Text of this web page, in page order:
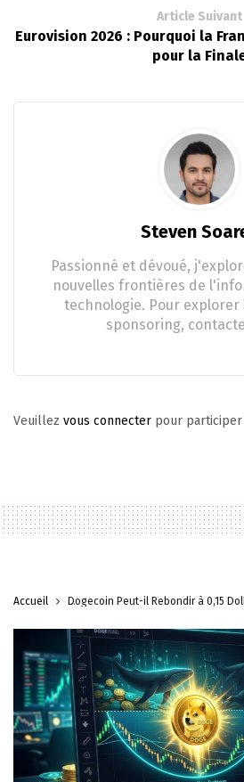
Article Suivant
Eurovision 2026 : Pourquoi la
pour la
Steven
Passionné et dévoué,
nouvelles frontières de
technologie. Pour explorer
sponsoring,
Veuillez vous connecter pour participer
Accueil Dogecoin Peut-il Rebondir à 0,15